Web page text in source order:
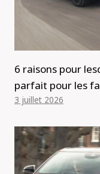
6 raisons pour
parfait pour les
3 juillet 2026